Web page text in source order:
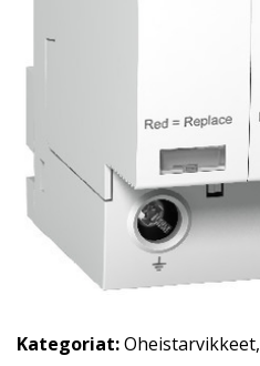
Kategoriat:Oheistarvikkeet,